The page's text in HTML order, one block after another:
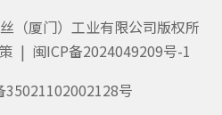
（厦门）工业有限公司版权所
| 闽ICP备2024049209号-1
35021102002128号